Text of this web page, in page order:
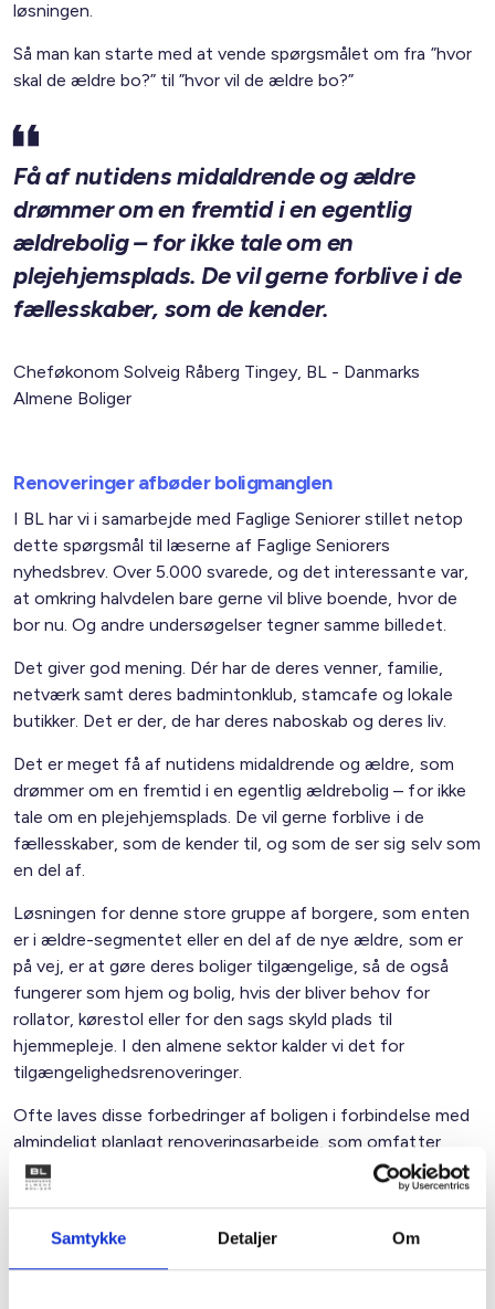
Samtykke Detaljer Om
løsningen.
Så man kan starte med at vende spørgsmålet om fra ”hvor
skal de ældre bo?” til ”hvor vil de ældre bo?”
Få af nutidens midaldrende og ældre
drømmer om en fremtid i en egentlig
ældrebolig – for ikke tale om en
plejehjemsplads. De vil gerne forblive i de
fællesskaber, som de kender.
Cheføkonom Solveig Råberg Tingey, BL - Danmarks
Almene Boliger
Renoveringer afbøder boligmanglen
I BL har vi i samarbejde med Faglige Seniorer stillet netop
dette spørgsmål til læserne af Faglige Seniorers
nyhedsbrev. Over 5.000 svarede, og det interessante var,
at omkring halvdelen bare gerne vil blive boende, hvor de
bor nu. Og andre undersøgelser tegner samme billedet.
Det giver god mening. Dér har de deres venner, familie,
netværk samt deres badmintonklub, stamcafe og lokale
butikker. Det er der, de har deres naboskab og deres liv.
Det er meget få af nutidens midaldrende og ældre, som
drømmer om en fremtid i en egentlig ældrebolig – for ikke
tale om en plejehjemsplads. De vil gerne forblive i de
fællesskaber, som de kender til, og som de ser sig selv som
en del af.
Løsningen for denne store gruppe af borgere, som enten
er i ældre-segmentet eller en del af de nye ældre, som er
på vej, er at gøre deres boliger tilgængelige, så de også
fungerer som hjem og bolig, hvis der bliver behov for
rollator, kørestol eller for den sags skyld plads til
hjemmepleje. I den almene sektor kalder vi det for
tilgængelighedsrenoveringer.
Ofte laves disse forbedringer af boligen i forbindelse med
almindeligt planlagt renoveringsarbejde, som omfatter
forbedringer i boligernes facader, tag, vådrum og lignende.
Når bygningen alligevel er ”åbnet”, kan senior- og
ekstraomkostning.